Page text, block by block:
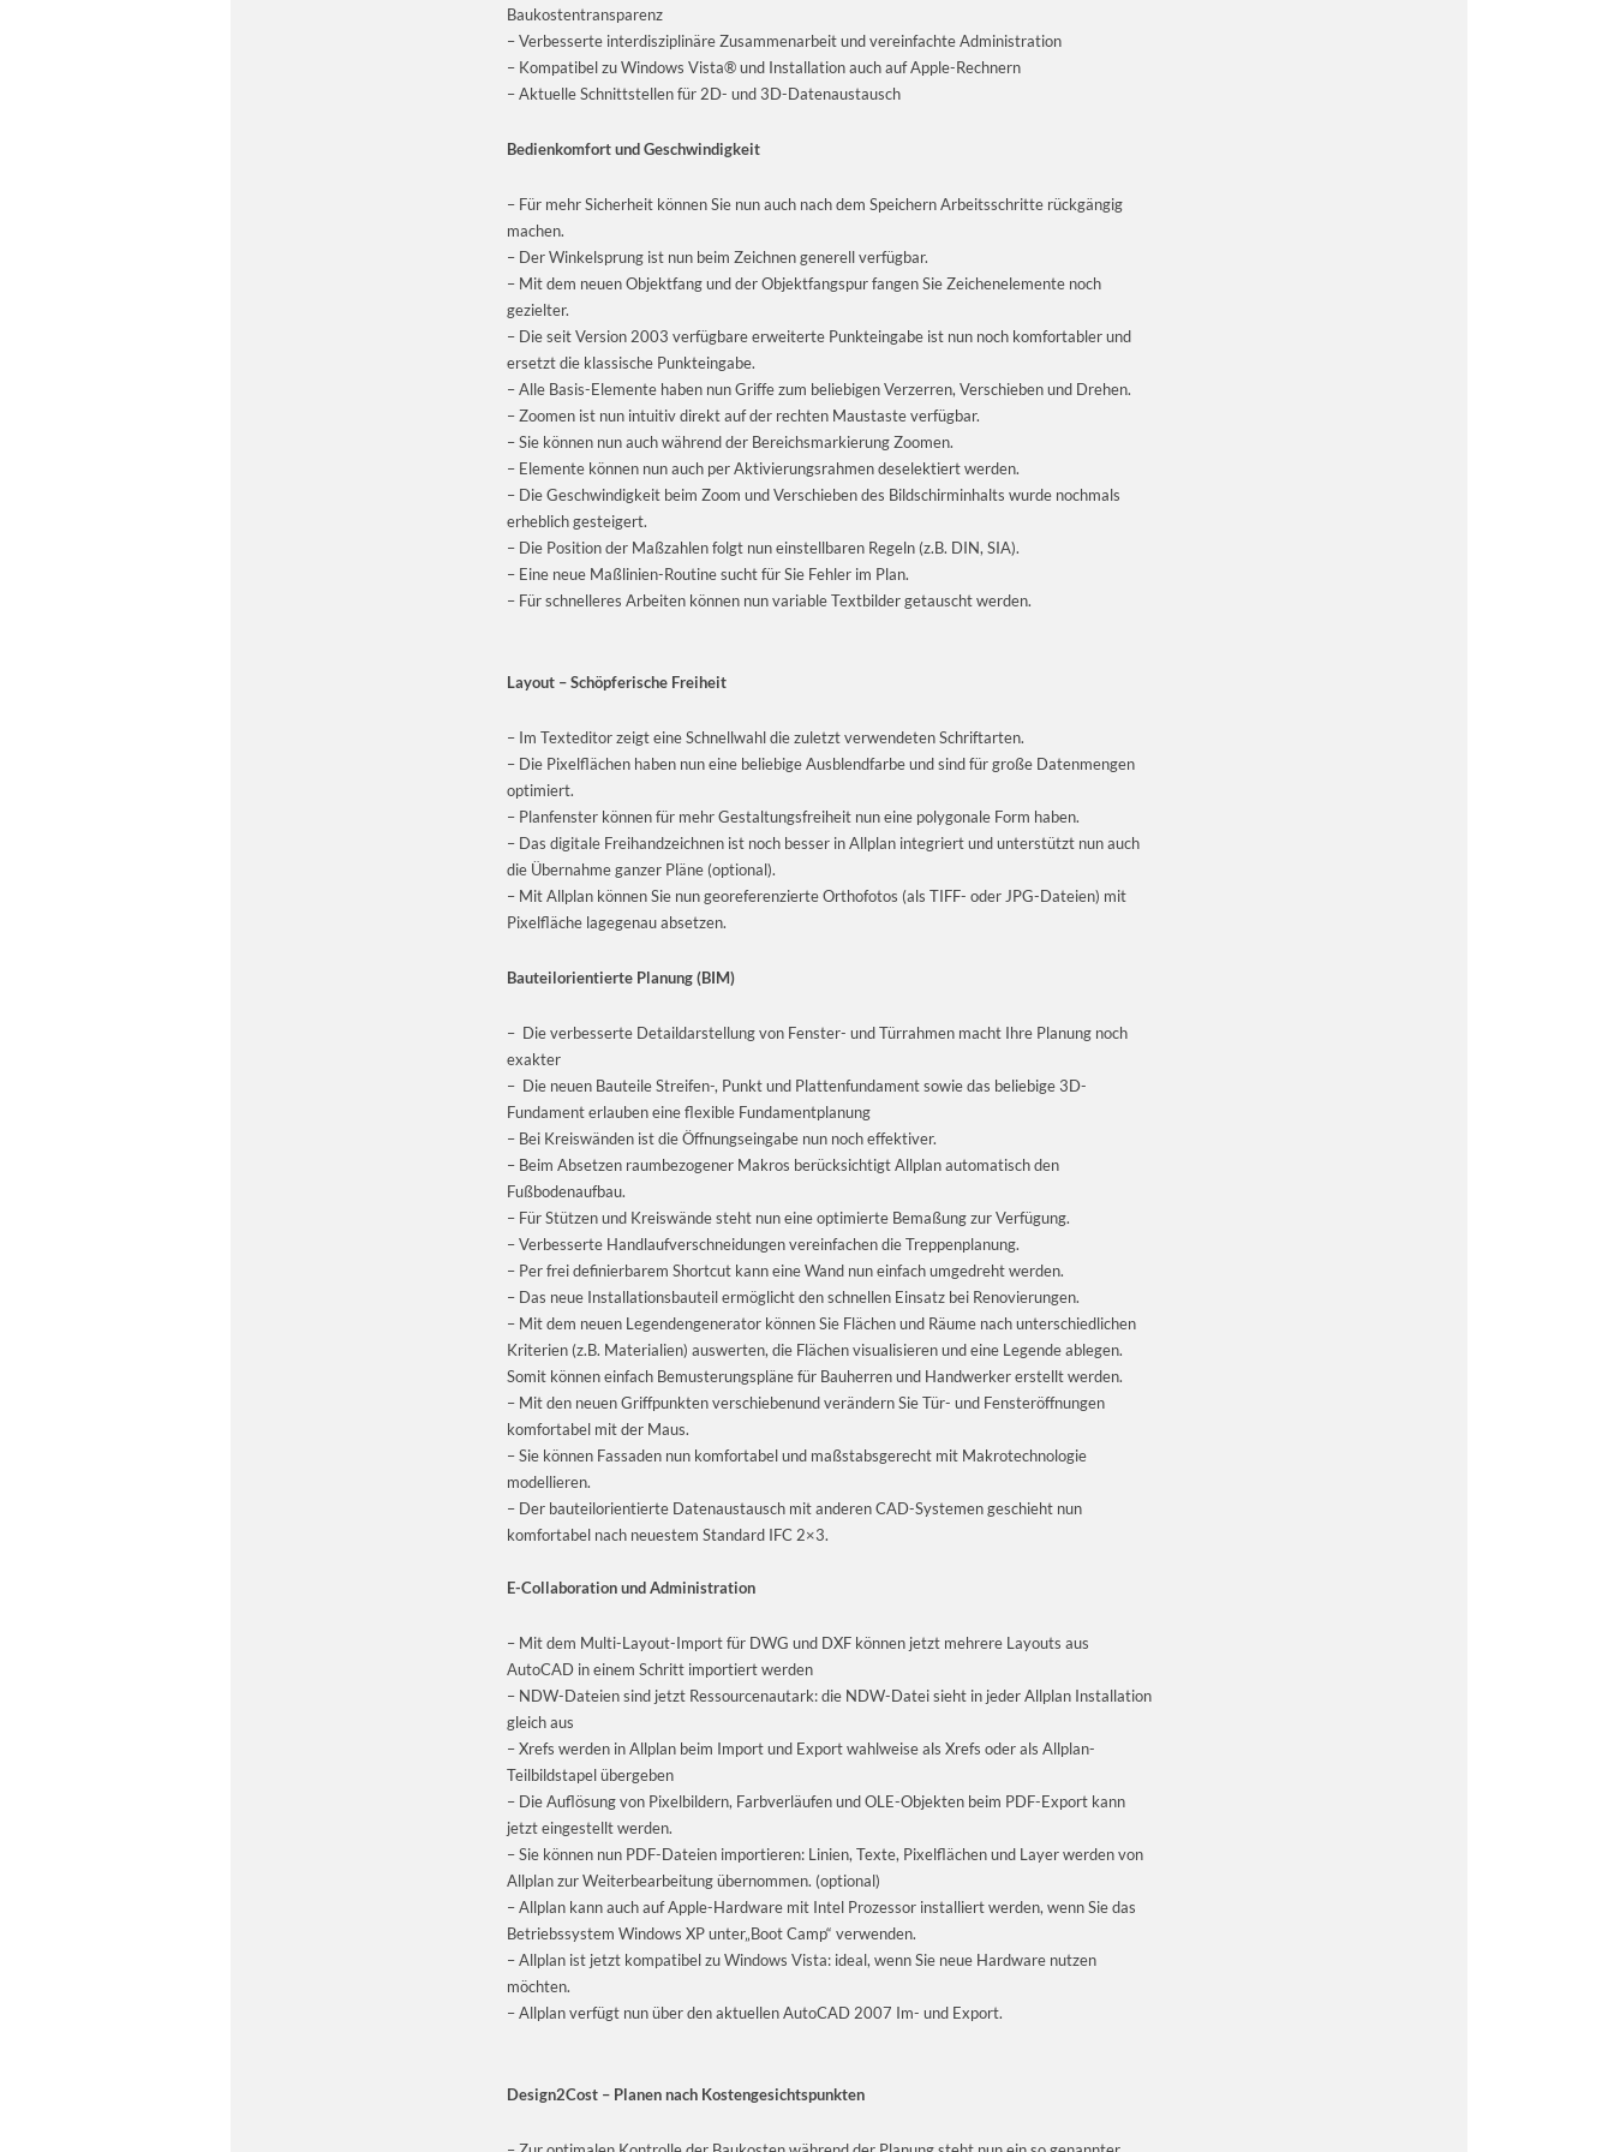
Baukostentransparenz
– Verbesserte interdisziplinäre Zusammenarbeit und vereinfachte Administration
– Kompatibel zu Windows Vista® und Installation auch auf Apple-Rechnern
– Aktuelle Schnittstellen für 2D- und 3D-Datenaustausch
Bedienkomfort und Geschwindigkeit
– Für mehr Sicherheit können Sie nun auch nach dem Speichern Arbeitsschritte rückgängig
machen.
– Der Winkelsprung ist nun beim Zeichnen generell verfügbar.
– Mit dem neuen Objektfang und der Objektfangspur fangen Sie Zeichenelemente noch
gezielter.
– Die seit Version 2003 verfügbare erweiterte Punkteingabe ist nun noch komfortabler und
ersetzt die klassische Punkteingabe.
– Alle Basis-Elemente haben nun Griffe zum beliebigen Verzerren, Verschieben und Drehen.
– Zoomen ist nun intuitiv direkt auf der rechten Maustaste verfügbar.
– Sie können nun auch während der Bereichsmarkierung Zoomen.
– Elemente können nun auch per Aktivierungsrahmen deselektiert werden.
– Die Geschwindigkeit beim Zoom und Verschieben des Bildschirminhalts wurde nochmals
erheblich gesteigert.
– Die Position der Maßzahlen folgt nun einstellbaren Regeln (z.B. DIN, SIA).
– Eine neue Maßlinien-Routine sucht für Sie Fehler im Plan.
– Für schnelleres Arbeiten können nun variable Textbilder getauscht werden.
Layout – Schöpferische Freiheit
– Im Texteditor zeigt eine Schnellwahl die zuletzt verwendeten Schriftarten.
– Die Pixelflächen haben nun eine beliebige Ausblendfarbe und sind für große Datenmengen
optimiert.
– Planfenster können für mehr Gestaltungsfreiheit nun eine polygonale Form haben.
– Das digitale Freihandzeichnen ist noch besser in Allplan integriert und unterstützt nun auch
die Übernahme ganzer Pläne (optional).
– Mit Allplan können Sie nun georeferenzierte Orthofotos (als TIFF- oder JPG-Dateien) mit
Pixelfläche lagegenau absetzen.
Bauteilorientierte Planung (BIM)
– Die verbesserte Detaildarstellung von Fenster- und Türrahmen macht Ihre Planung noch
exakter
– Die neuen Bauteile Streifen-, Punkt und Plattenfundament sowie das beliebige 3D-
Fundament erlauben eine flexible Fundamentplanung
– Bei Kreiswänden ist die Öffnungseingabe nun noch effektiver.
– Beim Absetzen raumbezogener Makros berücksichtigt Allplan automatisch den
Fußbodenaufbau.
– Für Stützen und Kreiswände steht nun eine optimierte Bemaßung zur Verfügung.
– Verbesserte Handlaufverschneidungen vereinfachen die Treppenplanung.
– Per frei definierbarem Shortcut kann eine Wand nun einfach umgedreht werden.
– Das neue Installationsbauteil ermöglicht den schnellen Einsatz bei Renovierungen.
– Mit dem neuen Legendengenerator können Sie Flächen und Räume nach unterschiedlichen
Kriterien (z.B. Materialien) auswerten, die Flächen visualisieren und eine Legende ablegen.
Somit können einfach Bemusterungspläne für Bauherren und Handwerker erstellt werden.
– Mit den neuen Griffpunkten verschiebenund verändern Sie Tür- und Fensteröffnungen
komfortabel mit der Maus.
– Sie können Fassaden nun komfortabel und maßstabsgerecht mit Makrotechnologie
modellieren.
– Der bauteilorientierte Datenaustausch mit anderen CAD-Systemen geschieht nun
komfortabel nach neuestem Standard IFC 2×3.
E-Collaboration und Administration
– Mit dem Multi-Layout-Import für DWG und DXF können jetzt mehrere Layouts aus
AutoCAD in einem Schritt importiert werden
– NDW-Dateien sind jetzt Ressourcenautark: die NDW-Datei sieht in jeder Allplan Installation
gleich aus
– Xrefs werden in Allplan beim Import und Export wahlweise als Xrefs oder als Allplan-
Teilbildstapel übergeben
– Die Auflösung von Pixelbildern, Farbverläufen und OLE-Objekten beim PDF-Export kann
jetzt eingestellt werden.
– Sie können nun PDF-Dateien importieren: Linien, Texte, Pixelflächen und Layer werden von
Allplan zur Weiterbearbeitung übernommen. (optional)
– Allplan kann auch auf Apple-Hardware mit Intel Prozessor installiert werden, wenn Sie das
Betriebssystem Windows XP unter„Boot Camp“ verwenden.
– Allplan ist jetzt kompatibel zu Windows Vista: ideal, wenn Sie neue Hardware nutzen
möchten.
– Allplan verfügt nun über den aktuellen AutoCAD 2007 Im- und Export.
Design2Cost – Planen nach Kostengesichtspunkten